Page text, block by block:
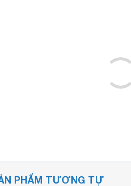
PHẨM TƯƠNG TỰ